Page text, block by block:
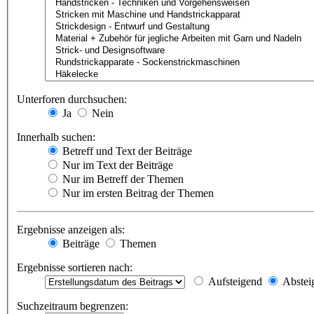
Unterforen durchsuchen:
Ja
Nein
Innerhalb suchen:
Betreff und Text der Beiträge
Nur im Text der Beiträge
Nur im Betreff der Themen
Nur im ersten Beitrag der Themen
Ergebnisse anzeigen als:
Beiträge
Themen
Ergebnisse sortieren nach:
Aufsteigend
Suchzeitraum begrenzen: